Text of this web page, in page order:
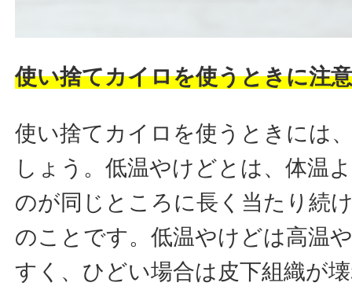
使い捨てカイロを使うときに注
使い捨てカイロを使うときには
しょう。低温やけどとは、体温
のが同じところに長く当たり続
のことです。低温やけどは高温
すく、ひどい場合は皮下組織が